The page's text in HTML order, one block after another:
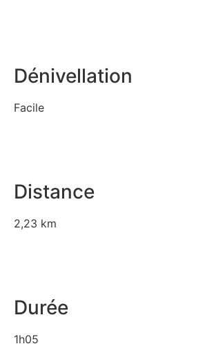
Dénivellation
Facile
Distance
2,23 km
Durée
1h05